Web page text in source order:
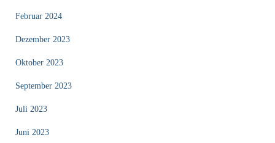
Februar 2024
Dezember 2023
Oktober 2023
September 2023
Juli 2023
Juni 2023